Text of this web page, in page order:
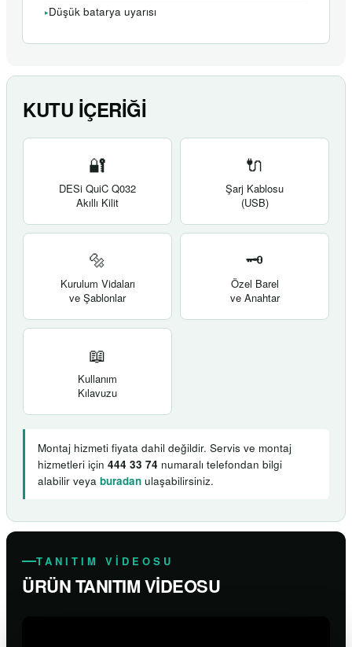
Düşük batarya uyarısı
KUTU İÇERİĞİ
🔐
DESi QuiC Q032
Akıllı Kilit
🔌
Şarj Kablosu
(USB)
🔩
Kurulum Vidaları
ve Şablonlar
🗝️
Özel Barel
ve Anahtar
📖
Kullanım
Kılavuzu
Montaj hizmeti fiyata dahil değildir. Servis ve montaj
hizmetleri için 444 33 74 numaralı telefondan bilgi
alabilir veya buradan ulaşabilirsiniz.
TANITIM VİDEOSU
ÜRÜN TANITIM VİDEOSU